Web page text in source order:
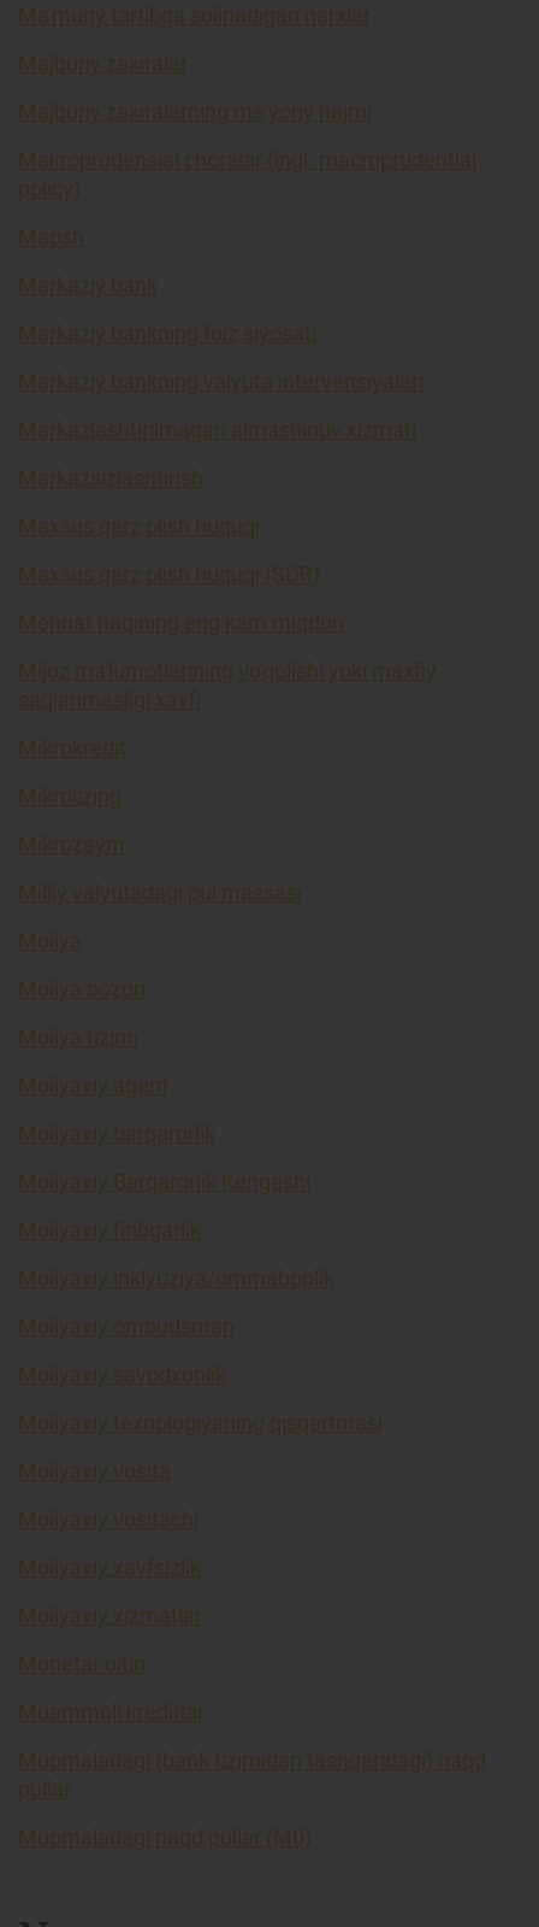
Ma'muriy tartibga solinadigan narxlar
Majburiy zaxiralar
Majburiy zaxiralarning me’yoriy hajmi
Makroprudensial choralar (ingl. macroprudential
policy)
Maosh
Markaziy bank
Markaziy bankning foiz siyosati
Markaziy bankning valyuta intervensiyalari
Markazlashtirilmagan almashinuv xizmati
Markazsizlashtirish
Maxsus qarz olish huquqi
Maxsus qarz olish huquqi (SDR)
Mehnat haqining eng kam miqdori
Mijoz ma'lumotlarining yo'qolishi yoki maxfiy
saqlanmasligi xavfi
Mikrokredit
Mikrolizing
Mikrozaym
Milliy valyutadagi pul massasi
Moliya
Moliya bozori
Moliya tizimi
Moliyaviy agent
Moliyaviy barqarorlik
Moliyaviy Barqarorlik Kengashi
Moliyaviy firibgarlik
Moliyaviy inklyuziya/ommaboplik
Moliyaviy ombudsman
Moliyaviy savodxonlik
Moliyaviy texnologiyaning qisqartmasi
Moliyaviy vosita
Moliyaviy vositachi
Moliyaviy xavfsizlik
Moliyaviy xizmatlar
Monetar oltin
Muammoli kreditlar
Muomaladagi (bank tizimidan tashqaridagi) naqd
pullar
Muomaladagi naqd pullar (M0)